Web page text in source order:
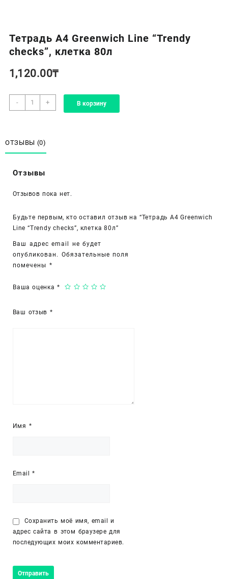
Тетрадь А4 Greenwich Line “Trendy
checks”, клетка 80л
1,120.00₸
-
Количество
товара
Greenwich
Line
checks",
80л
+ В корзину
ОТЗЫВЫ (0)
Отзывы
Отзывов пока нет.
Будьте первым, кто оставил отзыв на “Тетрадь А4 Greenwich
Line “Trendy checks”, клетка 80л”
Ваш адрес email не будет
опубликован. Обязательные поля
помечены *
Ваша оценка *
Ваш отзыв *
Имя *
Email*
Сохранить моё имя, email и
адрес сайта в этом браузере для
последующих моих комментариев.